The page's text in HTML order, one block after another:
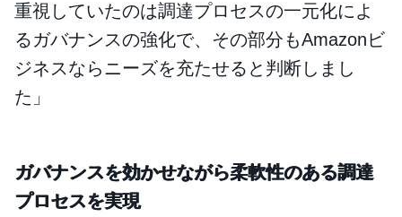
重視していたのは調達プロセスの一元化によ
るガバナンスの強化で、その部分もAmazonビ
ジネスならニーズを充たせると判断しまし
た」
ガバナンスを効かせながら柔軟性のある調達
プロセスを実現